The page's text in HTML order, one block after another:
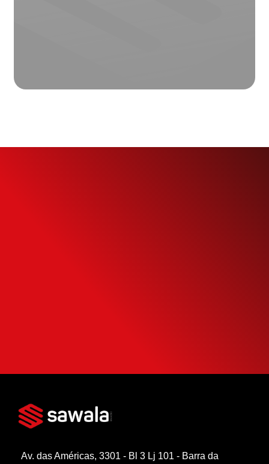
Av. das Américas, 3301 - Bl 3 Lj 101 - Barra da